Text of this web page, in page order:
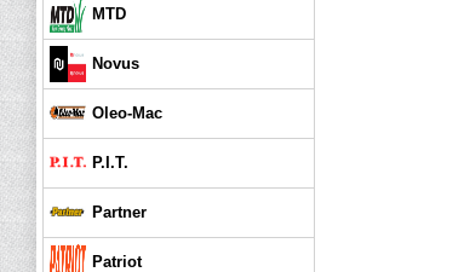
MTD
Novus
Oleo-Mac
P.I.T.
Partner
Patriot